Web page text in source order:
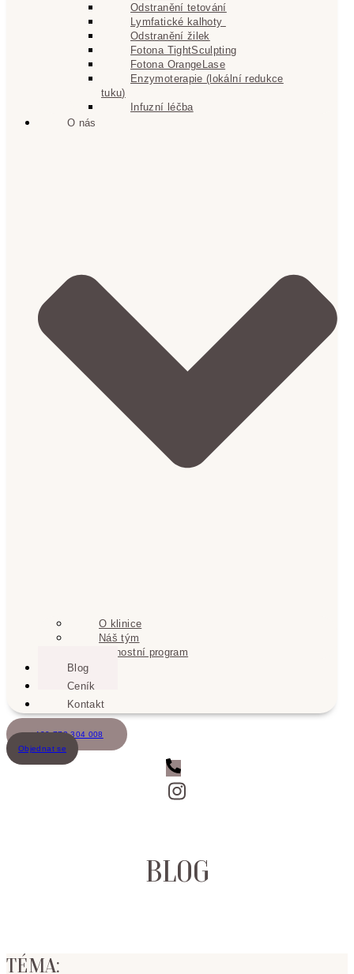
Odstranění tetování
Lymfatické kalhoty
Odstranění žilek
Fotona TightSculpting
Fotona OrangeLase
Enzymoterapie (lokální redukce
tuku)
Infuzní léčba
O nás
O klinice
Náš tým
Věrnostní program
Blog
Ceník
Kontakt
+420 773 304 008
Objednat se
BLOG
TÉMA: